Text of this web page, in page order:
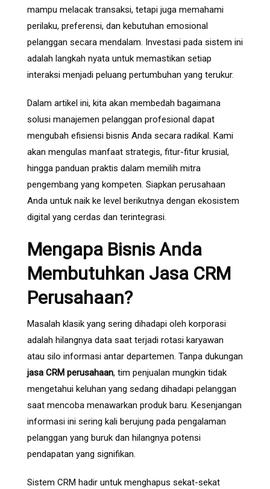
mampu melacak transaksi, tetapi juga memahami
perilaku, preferensi, dan kebutuhan emosional
pelanggan secara mendalam. Investasi pada sistem ini
adalah langkah nyata untuk memastikan setiap
interaksi menjadi peluang pertumbuhan yang terukur.
Dalam artikel ini, kita akan membedah bagaimana
solusi manajemen pelanggan profesional dapat
mengubah efisiensi bisnis Anda secara radikal. Kami
akan mengulas manfaat strategis, fitur-fitur krusial,
hingga panduan praktis dalam memilih mitra
pengembang yang kompeten. Siapkan perusahaan
Anda untuk naik ke level berikutnya dengan ekosistem
digital yang cerdas dan terintegrasi.
Mengapa Bisnis Anda
Membutuhkan Jasa CRM
Perusahaan?
Masalah klasik yang sering dihadapi oleh korporasi
adalah hilangnya data saat terjadi rotasi karyawan
atau silo informasi antar departemen. Tanpa dukungan
jasa CRM perusahaan, tim penjualan mungkin tidak
mengetahui keluhan yang sedang dihadapi pelanggan
saat mencoba menawarkan produk baru. Kesenjangan
informasi ini sering kali berujung pada pengalaman
pelanggan yang buruk dan hilangnya potensi
pendapatan yang signifikan.
Sistem CRM hadir untuk menghapus sekat-sekat